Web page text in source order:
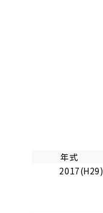
年式
2017(H29)